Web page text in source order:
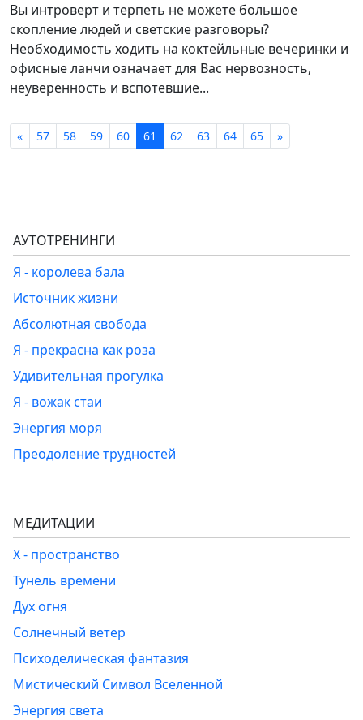
Вы интроверт и терпеть не можете большое
скопление людей и светские разговоры?
Необходимость ходить на коктейльные вечеринки и
офисные ланчи означает для Вас нервозность,
неуверенность и вспотевшие...
« 57 58 59 60 61 62 63 64 65 »
АУТОТРЕНИНГИ
Я - королева бала
Источник жизни
Абсолютная свобода
Я - прекрасна как роза
Удивительная прогулка
Я - вожак стаи
Энергия моря
Преодоление трудностей
МЕДИТАЦИИ
Х - пространство
Тунель времени
Дух огня
Солнечный ветер
Психоделическая фантазия
Мистический Символ Вселенной
Энергия света